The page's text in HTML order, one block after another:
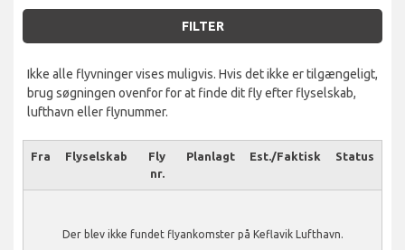
FILTER
Ikke alle flyvninger vises muligvis. Hvis det ikke er tilgængeligt,
brug søgningen ovenfor for at finde dit fly efter flyselskab,
lufthavn eller flynummer.
Fra Flyselskab
Fly
nr.
Planlagt Est./Faktisk Status
Der blev ikke fundet flyankomster på Keflavik Lufthavn.